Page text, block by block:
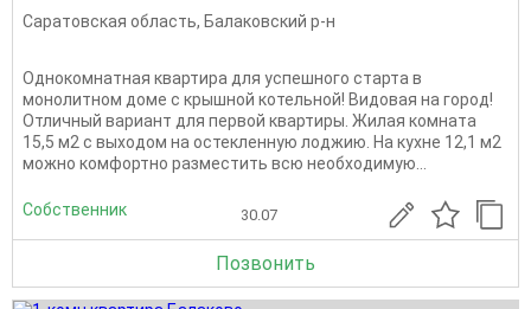
Саратовская область, Балаковский р-н
Однокомнатная квартира для успешного старта в
монолитном доме с крышной котельной! Видовая на город!
Отличный вариант для первой квартиры. Жилая комната
15,5 м2 с выходом на остекленную лоджию. На кухне 12,1 м2
можно комфортно разместить всю необходимую...
Собственник 30.07
Позвонить